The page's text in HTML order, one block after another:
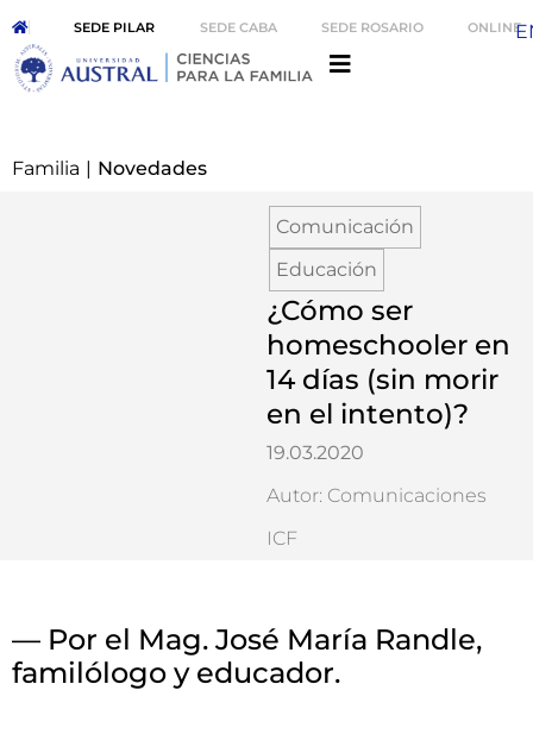
SEDE PILAR SEDE CABA SEDE ROSARIO ONLINE
Familia | Novedades
Comunicación
Educación
¿Cómo ser
homeschooler en
14 días (sin morir
en el intento)?
19.03.2020
Autor: Comunicaciones
ICF
— Por el Mag. José María Randle,
familólogo y educador.